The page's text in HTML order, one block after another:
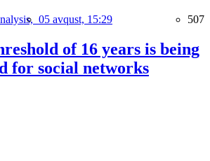
05 avqust, 15:29 507
of 16 years is being
for social networks